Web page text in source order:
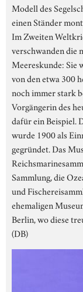
Modell des
einen Ständer
Im Zweiten
verschwanden die
Meereskunde: Sie
von den etwa 300
noch immer stark
Vorgängerin des
dafür ein Beispiel.
wurde 1900 als
gegründet. Das
Sammlung, die
und
ehemaligen
Berlin, wo diese
(DB)